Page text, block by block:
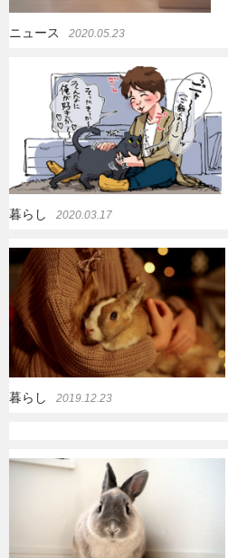
ニュース 2020.05.23
暮らし 2020.03.17
暮らし 2019.12.23